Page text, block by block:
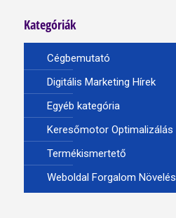
Kategóriák
Cégbemutató
Digitális Marketing Hírek
Egyéb kategória
Keresőmotor Optimalizálás
Termékismertető
Weboldal Forgalom Növelés